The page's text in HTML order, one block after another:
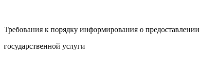
Требования к порядку информирования о предоставлении
государственной услуги